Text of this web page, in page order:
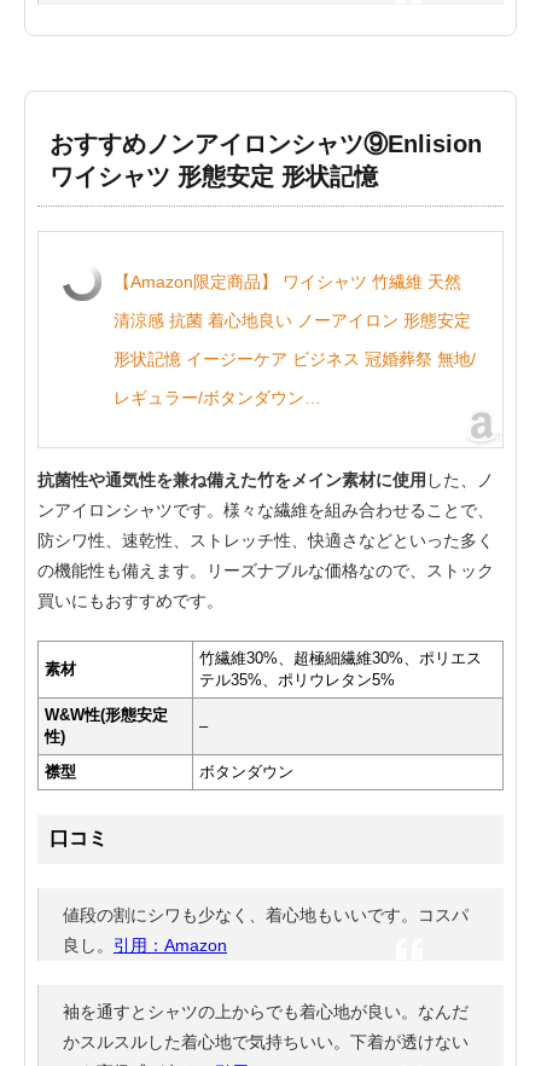
おすすめノンアイロンシャツ⑨Enlision
ワイシャツ 形態安定 形状記憶
【Amazon限定商品】 ワイシャツ 竹繊維 天然
清涼感 抗菌 着心地良い ノーアイロン 形態安定
形状記憶 イージーケア ビジネス 冠婚葬祭 無地/
レギュラー/ボタンダウン…
抗菌性や通気性を兼ね備えた竹をメイン素材に使用 した、ノ
ンアイロンシャツです。様々な繊維を組み合わせることで、
防シワ性、速乾性、ストレッチ性、快適さなどといった多く
の機能性も備えます。リーズナブルな価格なので、ストック
買いにもおすすめです。
素材
竹繊維30%、超極細繊維30%、ポリエス
テル35%、ポリウレタン5%
W&W性(形態安定
性)
–
襟型 ボタンダウン
口コミ
値段の割にシワも少なく、着心地もいいです。コスパ
良し。 引用：Amazon
袖を通すとシャツの上からでも着心地が良い。なんだ
かスルスルした着心地で気持ちいい。下着が透けない